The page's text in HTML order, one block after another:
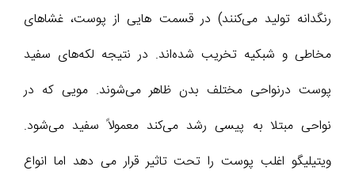
رنگدانه تولید می‌کنند) در قسمت هایی از پوست، غشاهای
مخاطی و شبکیه تخریب شده‌اند. در نتیجه لکه‌های سفید
پوست درنواحی مختلف بدن ظاهر می‌شوند. مویی که در
نواحی مبتلا به پیسی رشد می‌کند معمولاً سفید می‌شود.
ویتیلیگو اغلب پوست را تحت تاثیر قرار می دهد اما انواع